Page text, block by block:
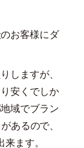
お客様にダ
しますが、
安くでしか
域でブラン
あるので、
ます。